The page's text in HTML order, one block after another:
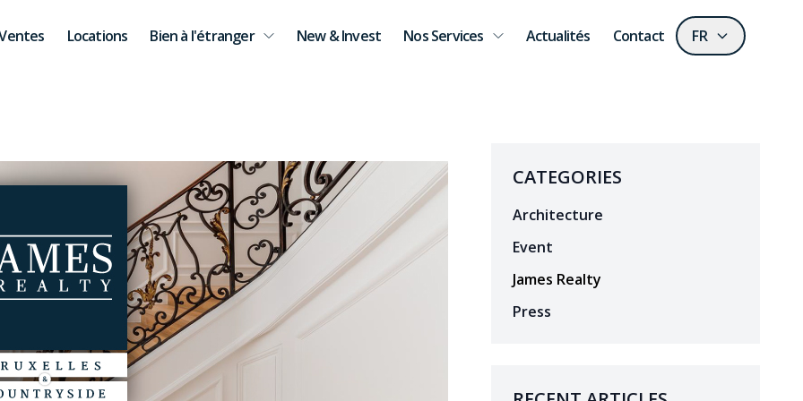
Locations Bien à l'étranger New & Invest Nos Services Actualités Contact FR
CATEGORIES
Architecture
Event
James Realty
Press